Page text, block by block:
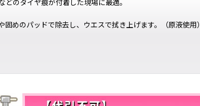
のタイヤ痕が付着した現場に最適。
めのパッドで除去し、ウエスで拭き上げます。（原液使用）